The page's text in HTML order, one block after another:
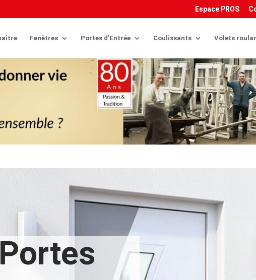
jQuery('.et-download-button'); downloadButton.each(function(index) {
Espace PROS
Fenêtres Portes d’Entrée Coulissants Volets